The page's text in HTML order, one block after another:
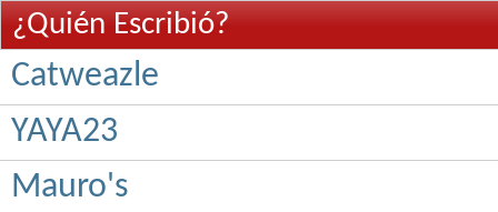
¿Quién Escribió?
Catweazle
YAYA23
Mauro's